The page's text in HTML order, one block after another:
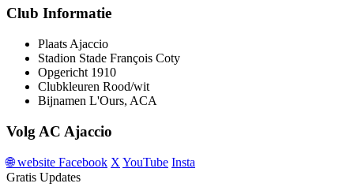
Club Informatie
Plaats Ajaccio
Stadion Stade François Coty
Opgericht 1910
Clubkleuren Rood/wit
Bijnamen L'Ours, ACA
Volg AC Ajaccio
🌐 website Facebook XYouTube Insta
Gratis Updates